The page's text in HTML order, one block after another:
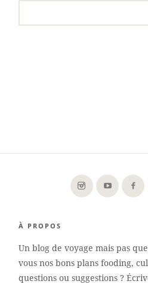
À PROPOS
Un blog de voyage mais pas
vous nos bons plans fooding,
questions ou suggestions ?